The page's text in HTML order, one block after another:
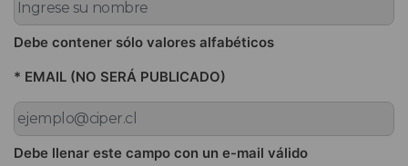
Debe contener sólo valores alfabéticos
* EMAIL (NO SERÁ PUBLICADO)
Debe llenar este campo con un e-mail válido